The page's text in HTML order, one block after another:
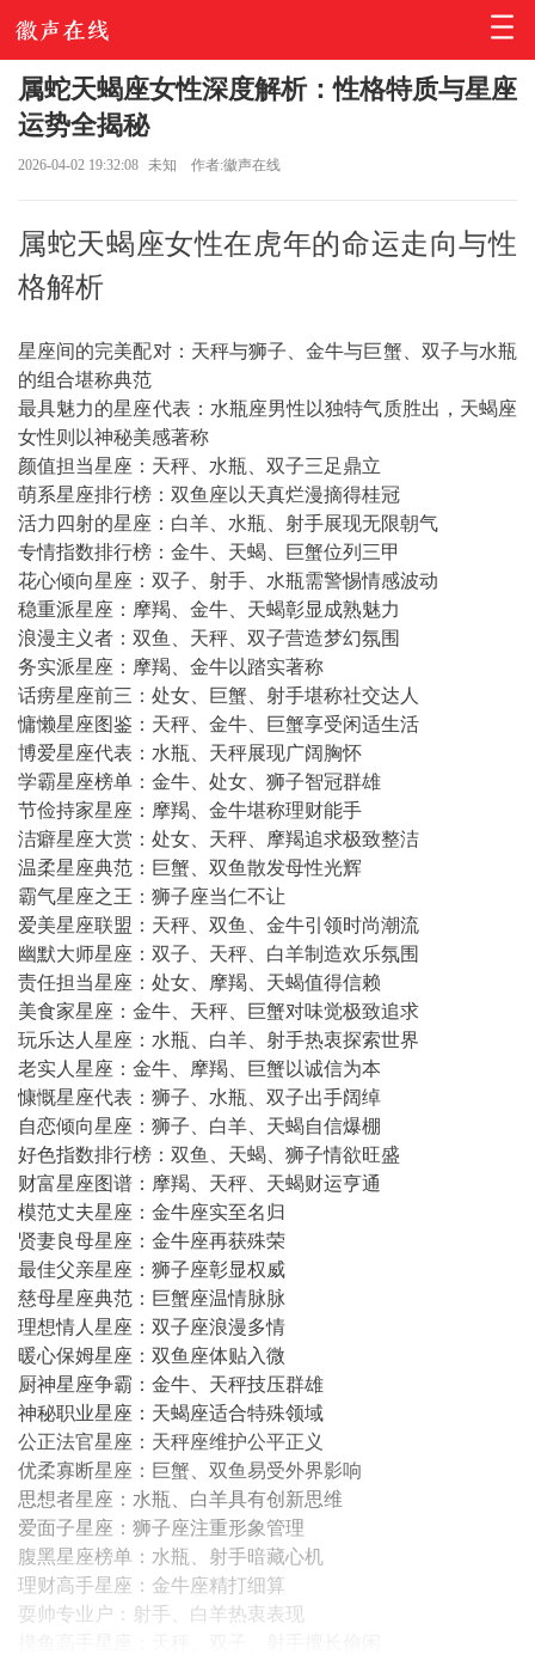
属蛇天蝎座女性深度解析：性格特质与星座
运势全揭秘
2026-04-02 19:32:08 未知 作者:徽声在线
属蛇天蝎座女性在虎年的命运走向与性
格解析
星座间的完美配对：天秤与狮子、金牛与巨蟹、双子与水瓶
的组合堪称典范
最具魅力的星座代表：水瓶座男性以独特气质胜出，天蝎座
女性则以神秘美感著称
颜值担当星座：天秤、水瓶、双子三足鼎立
萌系星座排行榜：双鱼座以天真烂漫摘得桂冠
活力四射的星座：白羊、水瓶、射手展现无限朝气
专情指数排行榜：金牛、天蝎、巨蟹位列三甲
花心倾向星座：双子、射手、水瓶需警惕情感波动
稳重派星座：摩羯、金牛、天蝎彰显成熟魅力
浪漫主义者：双鱼、天秤、双子营造梦幻氛围
务实派星座：摩羯、金牛以踏实著称
话痨星座前三：处女、巨蟹、射手堪称社交达人
慵懒星座图鉴：天秤、金牛、巨蟹享受闲适生活
博爱星座代表：水瓶、天秤展现广阔胸怀
学霸星座榜单：金牛、处女、狮子智冠群雄
节俭持家星座：摩羯、金牛堪称理财能手
洁癖星座大赏：处女、天秤、摩羯追求极致整洁
温柔星座典范：巨蟹、双鱼散发母性光辉
霸气星座之王：狮子座当仁不让
爱美星座联盟：天秤、双鱼、金牛引领时尚潮流
幽默大师星座：双子、天秤、白羊制造欢乐氛围
责任担当星座：处女、摩羯、天蝎值得信赖
美食家星座：金牛、天秤、巨蟹对味觉极致追求
玩乐达人星座：水瓶、白羊、射手热衷探索世界
老实人星座：金牛、摩羯、巨蟹以诚信为本
慷慨星座代表：狮子、水瓶、双子出手阔绰
自恋倾向星座：狮子、白羊、天蝎自信爆棚
好色指数排行榜：双鱼、天蝎、狮子情欲旺盛
财富星座图谱：摩羯、天秤、天蝎财运亨通
模范丈夫星座：金牛座实至名归
贤妻良母星座：金牛座再获殊荣
最佳父亲星座：狮子座彰显权威
慈母星座典范：巨蟹座温情脉脉
理想情人星座：双子座浪漫多情
暖心保姆星座：双鱼座体贴入微
厨神星座争霸：金牛、天秤技压群雄
神秘职业星座：天蝎座适合特殊领域
公正法官星座：天秤座维护公平正义
优柔寡断星座：巨蟹、双鱼易受外界影响
思想者星座：水瓶、白羊具有创新思维
爱面子星座：狮子座注重形象管理
腹黑星座榜单：水瓶、射手暗藏心机
理财高手星座：金牛座精打细算
耍帅专业户：射手、白羊热衷表现